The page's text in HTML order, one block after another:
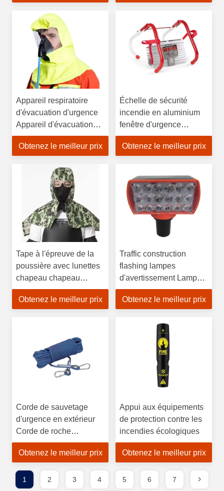
protection individuelle
capuche de protection
du travail écran
Appareil respiratoire
d'évacuation d'urgence
Appareil d'évacuation
d'incendie 3L Cylindre
en acier Portable Air
Sécurité des incendies
Obtenez le meilleur prix
Échelle de sécurité
incendie en aluminium
fenêtre d'urgence
rétractable télescopique
balcon à deux étages
appartements
Obtenez le meilleur prix
Tape à l'épreuve de la
poussière avec lunettes
chapeau chapeau
capuche scellé travail
chapeau de protection
Obtenez le meilleur prix
Traffic construction
flashing lampes
d'avertissement Lampes
solaires LED Sécurité
routière
Obtenez le meilleur prix
Corde de sauvetage
d'urgence en extérieur
Corde de roche
résistante à l'usure pour
le camping et la
Obtenez le meilleur prix
Appui aux équipements
de protection contre les
incendies écologiques
Obtenez le meilleur prix
1 2 3 4 5 6 7